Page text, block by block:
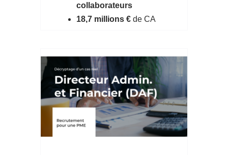
collaborateurs
18,7 millions € de CA